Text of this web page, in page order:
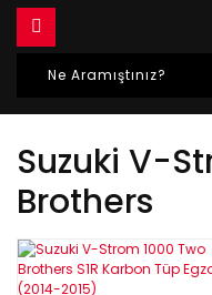
Suzuki V-
Brothers